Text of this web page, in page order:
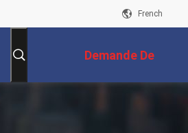
French
Demande De
Soumission